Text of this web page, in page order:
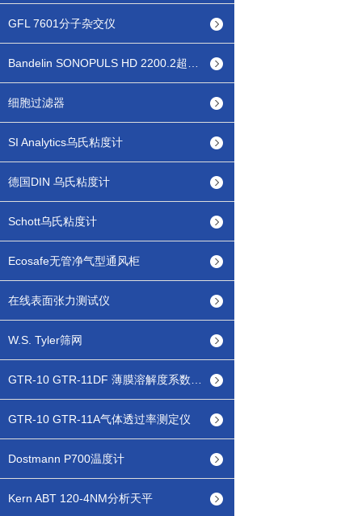
GFL 7601分子杂交仪
细胞过滤器
SI Analytics乌氏粘度计
德国DIN 乌氏粘度计
Schott乌氏粘度计
Ecosafe无管净气型通风柜
在线表面张力测试仪
W.S. Tyler筛网
GTR-10 GTR-11A气体透过率测定仪
Dostmann P700温度计
Kern ABT 120-4NM分析天平